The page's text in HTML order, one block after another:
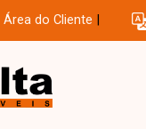
Área do Cliente